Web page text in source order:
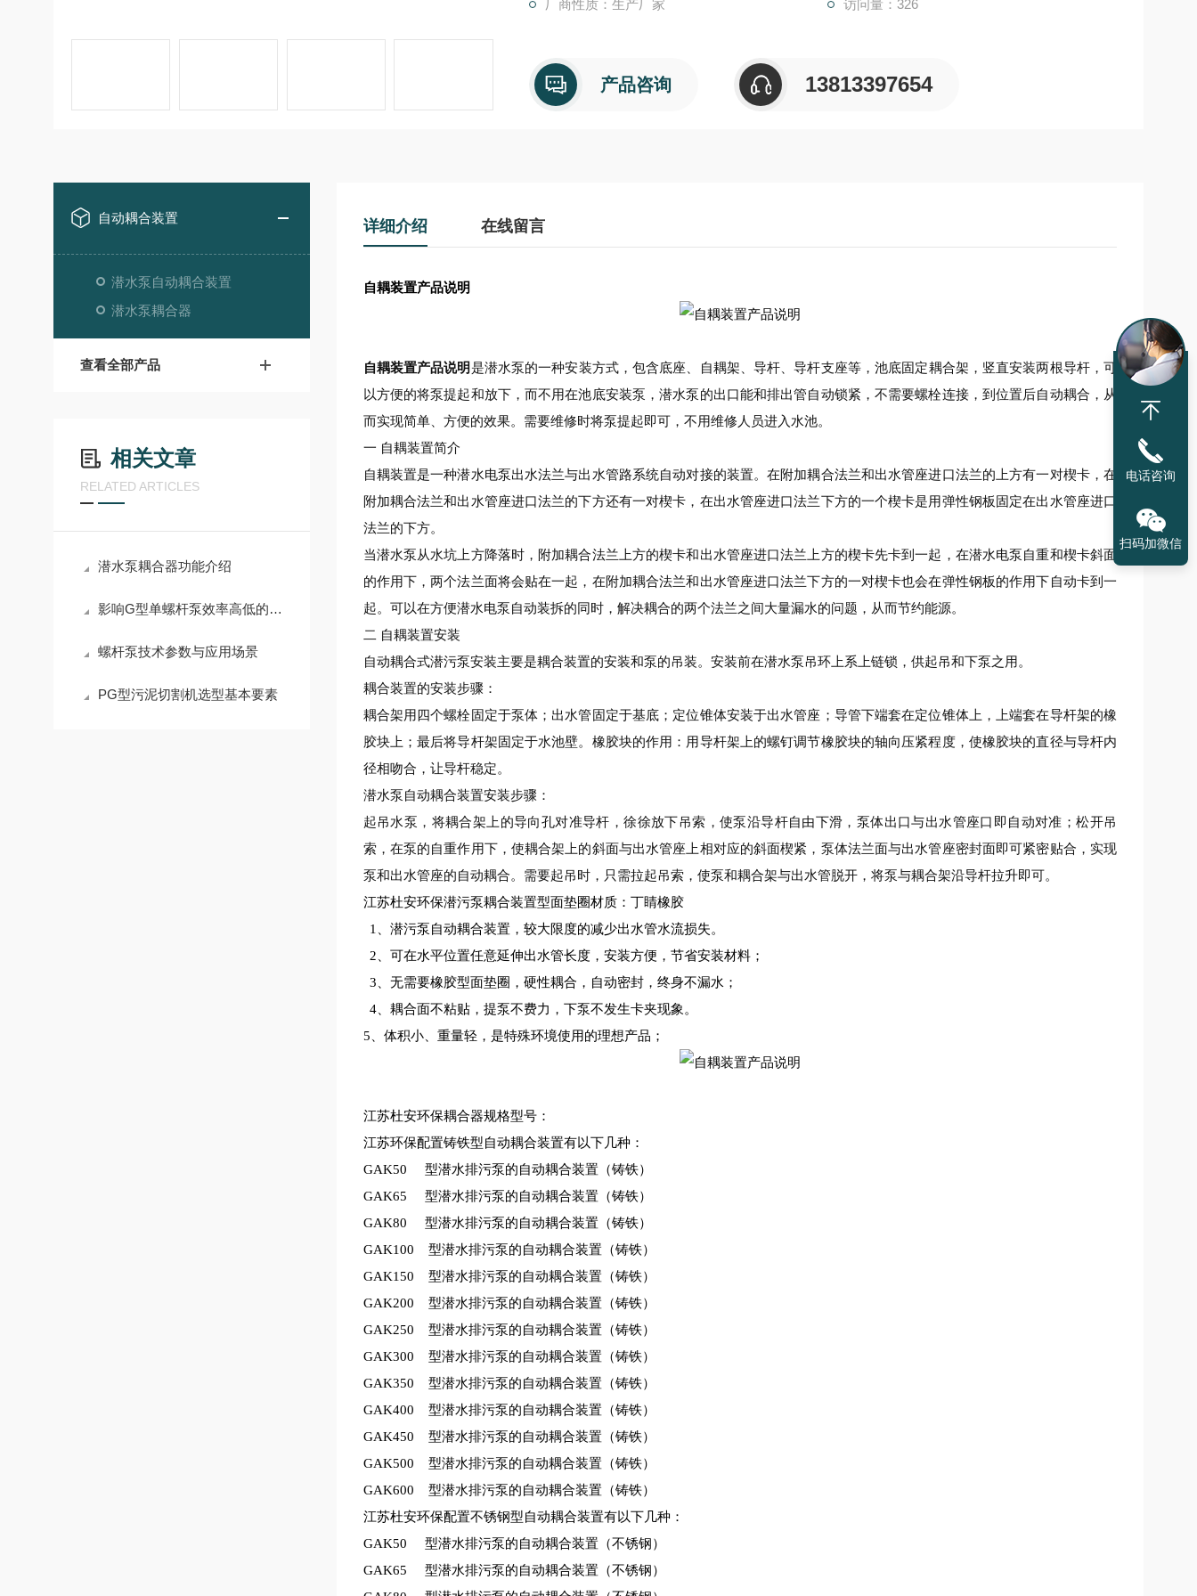
厂商性质：生产厂家 访问量：326
产品咨询 13813397654
自动耦合装置
潜水泵自动耦合装置
潜水泵耦合器
查看全部产品
相关文章
RELATED ARTICLES
潜水泵耦合器功能介绍
影响G型单螺杆泵效率高低的因素和调试措施
螺杆泵技术参数与应用场景
PG型污泥切割机选型基本要素
详细介绍 在线留言
自耦装置产品说明
自耦装置产品说明是潜水泵的一种安装方式，包含底座、自耦架、导杆、导杆支座等，池底固定耦合架，竖直安装两根导杆，可
以方便的将泵提起和放下，而不用在池底安装泵，潜水泵的出口能和排出管自动锁紧，不需要螺栓连接，到位置后自动耦合，从
而实现简单、方便的效果。需要维修时将泵提起即可，不用维修人员进入水池。
一 自耦装置简介
自耦装置是一种潜水电泵出水法兰与出水管路系统自动对接的装置。在附加耦合法兰和出水管座进口法兰的上方有一对楔卡，在
附加耦合法兰和出水管座进口法兰的下方还有一对楔卡，在出水管座进口法兰下方的一个楔卡是用弹性钢板固定在出水管座进口
法兰的下方。
当潜水泵从水坑上方降落时，附加耦合法兰上方的楔卡和出水管座进口法兰上方的楔卡先卡到一起，在潜水电泵自重和楔卡斜面
的作用下，两个法兰面将会贴在一起，在附加耦合法兰和出水管座进口法兰下方的一对楔卡也会在弹性钢板的作用下自动卡到一
起。可以在方便潜水电泵自动装拆的同时，解决耦合的两个法兰之间大量漏水的问题，从而节约能源。
二 自耦装置安装
自动耦合式潜污泵安装主要是耦合装置的安装和泵的吊装。安装前在潜水泵吊环上系上链锁，供起吊和下泵之用。
耦合装置的安装步骤：
耦合架用四个螺栓固定于泵体；出水管固定于基底；定位锥体安装于出水管座；导管下端套在定位锥体上，上端套在导杆架的橡
胶块上；最后将导杆架固定于水池壁。橡胶块的作用：用导杆架上的螺钉调节橡胶块的轴向压紧程度，使橡胶块的直径与导杆内
径相吻合，让导杆稳定。
潜水泵自动耦合装置安装步骤：
起吊水泵，将耦合架上的导向孔对准导杆，徐徐放下吊索，使泵沿导杆自由下滑，泵体出口与出水管座口即自动对准；松开吊
索，在泵的自重作用下，使耦合架上的斜面与出水管座上相对应的斜面楔紧，泵体法兰面与出水管座密封面即可紧密贴合，实现
泵和出水管座的自动耦合。需要起吊时，只需拉起吊索，使泵和耦合架与出水管脱开，将泵与耦合架沿导杆拉升即可。
江苏杜安环保潜污泵耦合装置型面垫圈材质：丁睛橡胶
1、 潜污泵自动耦合装置，较大限度的减少出水管水流损失。
2、可在水平位置任意延伸出水管长度，安装方便，节省安装材料；
3、无需要橡胶型面垫圈，硬性耦合，自动密封，终身不漏水；
4、耦合面不粘贴，提泵不费力，下泵不发生卡夹现象。
5、体积小、重量轻，是特殊环境使用的理想产品；
江苏杜安环保耦合器规格型号：
江苏环保配置铸铁型自动耦合装置有以下几种：
GAK50 型潜水排污泵的自动耦合装置（铸铁）
GAK65 型潜水排污泵的自动耦合装置（铸铁）
GAK80 型潜水排污泵的自动耦合装置（铸铁）
GAK100 型潜水排污泵的自动耦合装置（铸铁）
GAK150 型潜水排污泵的自动耦合装置（铸铁）
GAK200 型潜水排污泵的自动耦合装置（铸铁）
GAK250 型潜水排污泵的自动耦合装置（铸铁）
GAK300 型潜水排污泵的自动耦合装置（铸铁）
GAK350 型潜水排污泵的自动耦合装置（铸铁）
GAK400 型潜水排污泵的自动耦合装置（铸铁）
GAK450 型潜水排污泵的自动耦合装置（铸铁）
GAK500 型潜水排污泵的自动耦合装置（铸铁）
GAK600 型潜水排污泵的自动耦合装置（铸铁）
江苏杜安环保配置不锈钢型自动耦合装置有以下几种：
GAK50 型潜水排污泵的自动耦合装置（不锈钢）
GAK65 型潜水排污泵的自动耦合装置（不锈钢）
电话咨询
扫码加微信